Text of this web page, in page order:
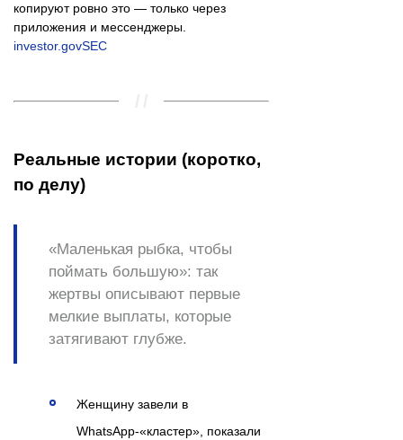
копируют ровно это — только через
приложения и мессенджеры.
investor.govSEC
Реальные истории (коротко,
по делу)
«Маленькая рыбка, чтобы
поймать большую»: так
жертвы описывают первые
мелкие выплаты, которые
затягивают глубже.
Женщину завели в
WhatsApp-«кластер», показали